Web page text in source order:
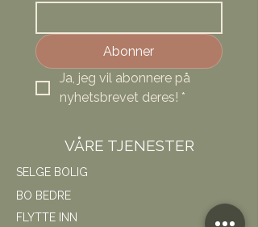
Abonner
Ja, jeg vil abonnere på
nyhetsbrevet deres! *
VÅRE TJENESTER
SELGE BOLIG
BO BEDRE
FLYTTE INN